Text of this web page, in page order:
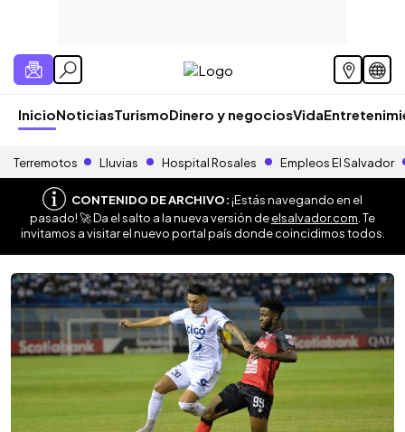
InicioNoticiasTurismoDinero y negociosVida
Terremotos Lluvias Hospital Rosales Empleos El Salvador
CONTENIDO DE ARCHIVO:¡Estás navegando en el
pasado! 🚀 Da el salto a la nueva versión deelsalvador.com . Te
invitamos a visitar el nuevo portal país donde coincidimos todos.